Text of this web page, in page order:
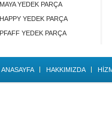
MAYA YEDEK PARÇA
HAPPY YEDEK PARÇA
PFAFF YEDEK PARÇA
ANASAYFA HAKKIMIZDA